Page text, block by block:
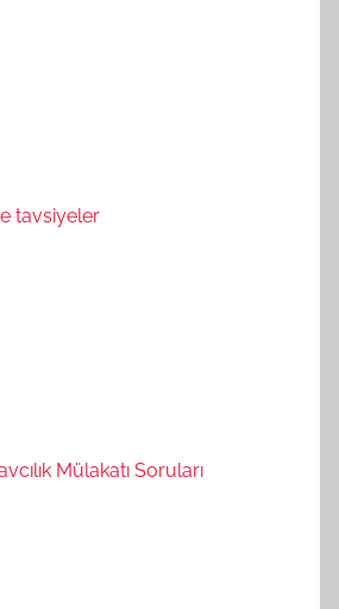
tavsiyeler
Mülakatı Soruları